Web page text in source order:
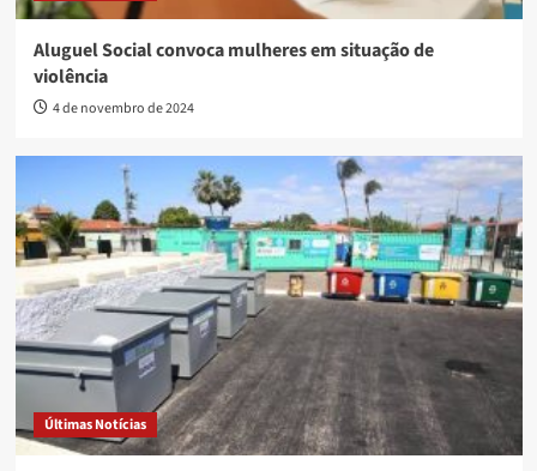
Aluguel Social convoca mulheres em situação de
violência
4 de novembro de 2024
Últimas Notícias